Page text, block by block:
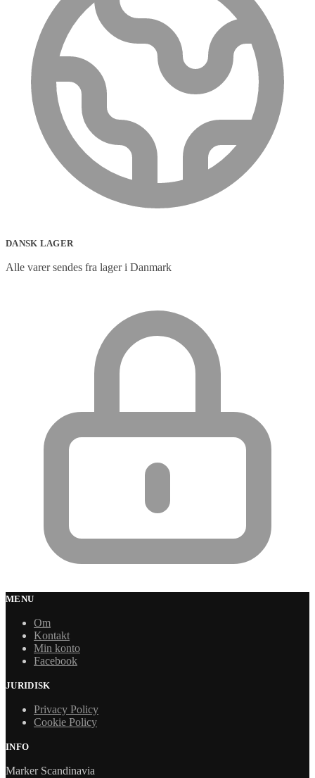
DANSK LAGER
Alle varer sendes fra lager i Danmark
MENU
Om
Kontakt
Min konto
Facebook
JURIDISK
Privacy Policy
Cookie Policy
INFO
Marker Scandinavia